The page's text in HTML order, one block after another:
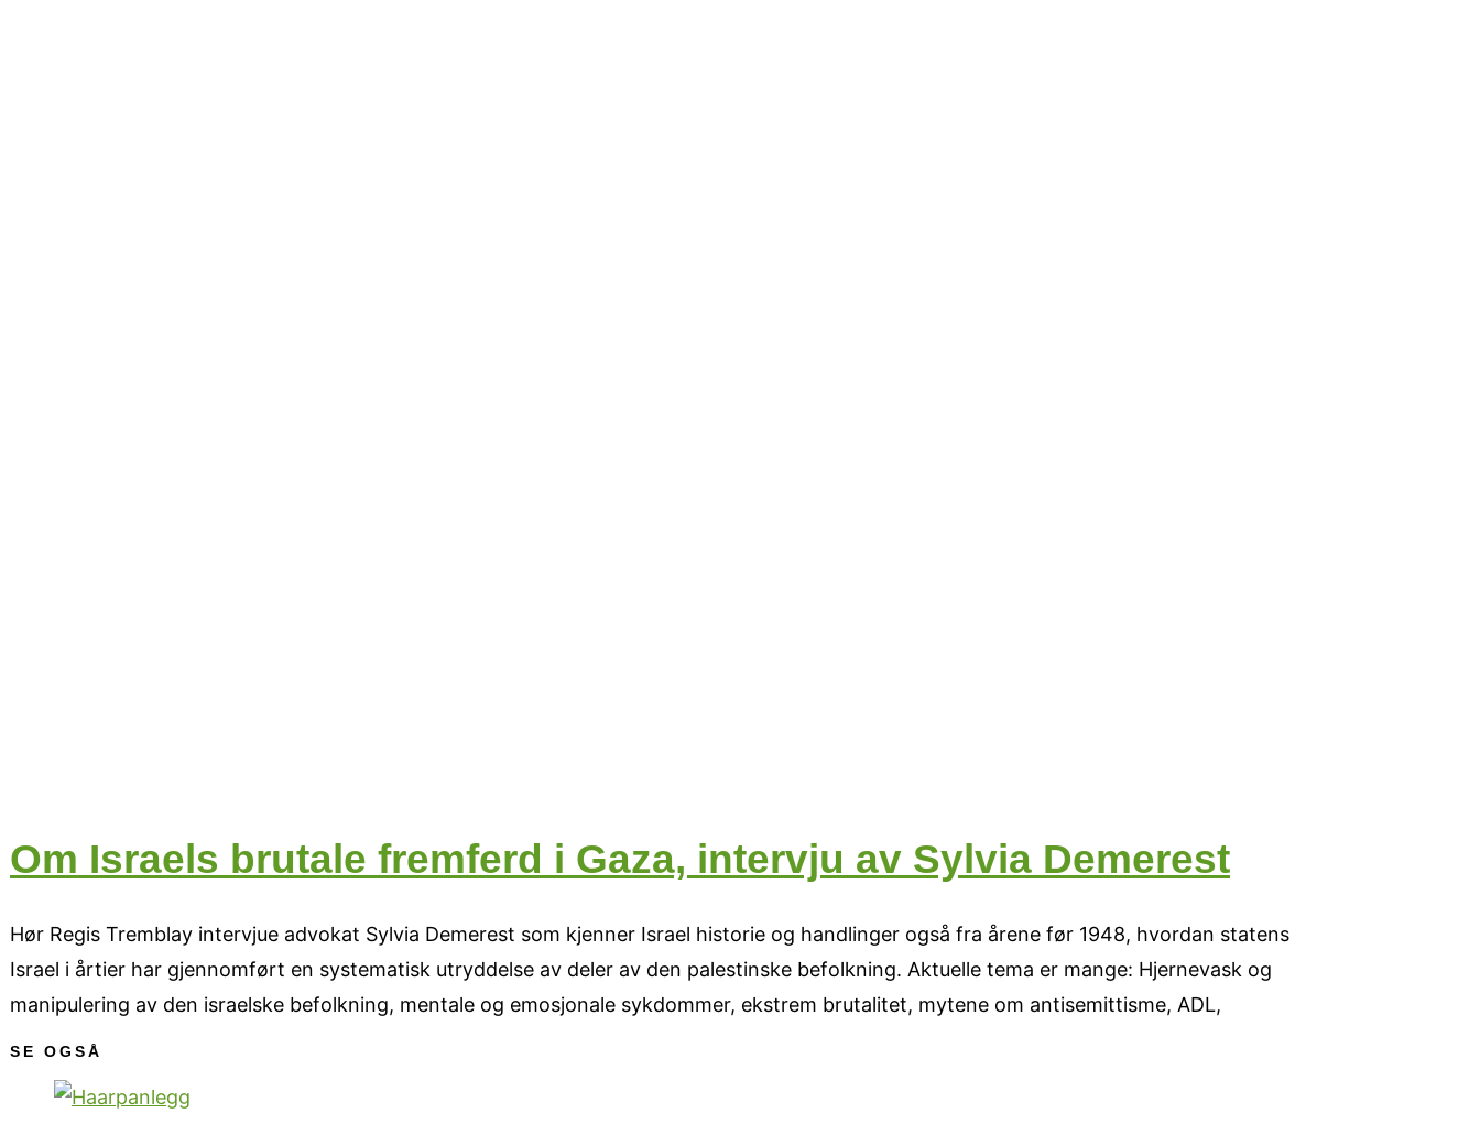
Om Israels brutale fremferd i Gaza, intervju av Sylvia Demerest
Hør Regis Tremblay intervjue advokat Sylvia Demerest som kjenner Israel historie og handlinger også fra årene før 1948, hvordan statens
Israel i årtier har gjennomført en systematisk utryddelse av deler av den palestinske befolkning. Aktuelle tema er mange: Hjernevask og
manipulering av den israelske befolkning, mentale og emosjonale sykdommer, ekstrem brutalitet, mytene om antisemittisme, ADL,
SE OGSÅ